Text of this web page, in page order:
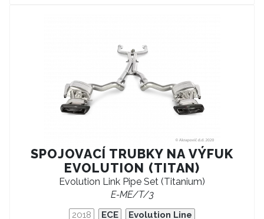
SPOJOVACÍ TRUBKY NA VÝFUK
EVOLUTION (TITAN)
Evolution Link Pipe Set (Titanium)
E-ME/T/3
2018 ECE Evolution Line